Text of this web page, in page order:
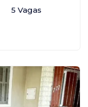
5 Vagas